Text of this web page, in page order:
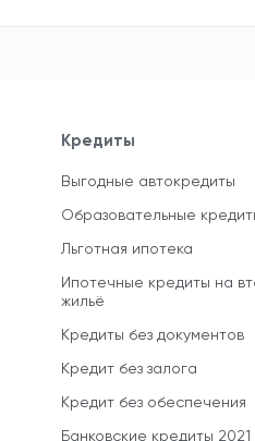
Кредиты
Выгодные автокредиты
Образовательные
Льготная ипотека
Ипотечные кредиты на
жильё
Кредиты без документов
Кредит без залога
Кредит без обеспечения
Банковские кредиты 2021